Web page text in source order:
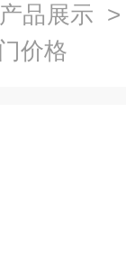
产品展示
价格